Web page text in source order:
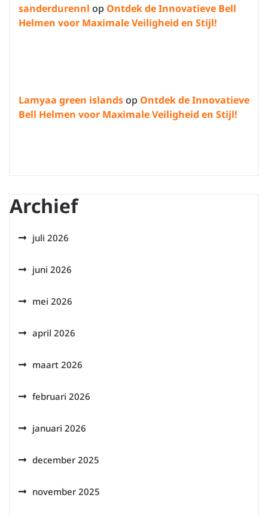
sanderdurennl op Ontdek de Innovatieve Bell
Helmen voor Maximale Veiligheid en Stijl!
Lamyaa green islandsop Ontdek de Innovatieve
Bell Helmen voor Maximale Veiligheid en Stijl!
Archief
juli 2026
juni 2026
mei 2026
april 2026
maart 2026
februari 2026
januari 2026
december 2025
november 2025